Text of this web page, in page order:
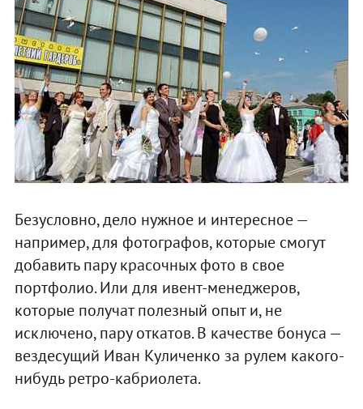
Безусловно, дело нужное и интересное —
например, для фотографов, которые смогут
добавить пару красочных фото в свое
портфолио. Или для ивент-менеджеров,
которые получат полезный опыт и, не
исключено, пару откатов. В качестве бонуса —
вездесущий Иван Куличенко за рулем какого-
нибудь ретро-кабриолета.